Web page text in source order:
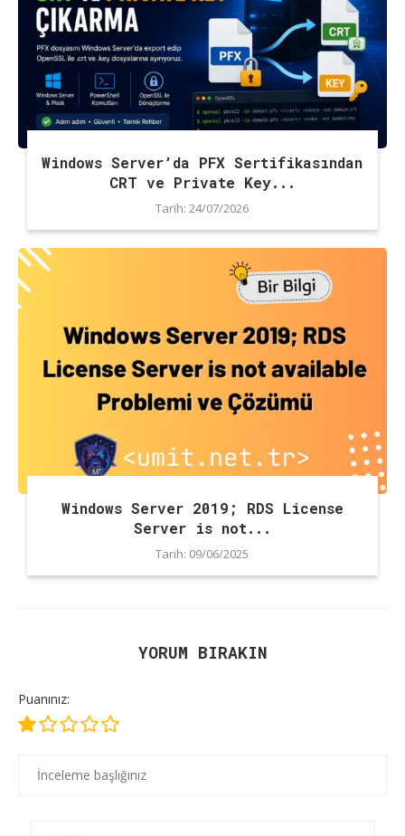
Windows Server’da PFX Sertifikasından
CRT ve Private Key...
Tarih: 24/07/2026
Windows Server 2019; RDS License
Server is not...
Tarih: 09/06/2025
YORUM BIRAKIN
Puanınız: